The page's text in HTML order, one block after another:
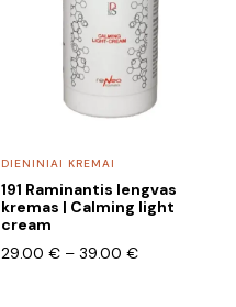
variants.
The
options
may
the
DIENINIAI KREMAI
191 Raminantis lengvas
kremas | Calming light
cream
29.00 € – 39.00 €Price